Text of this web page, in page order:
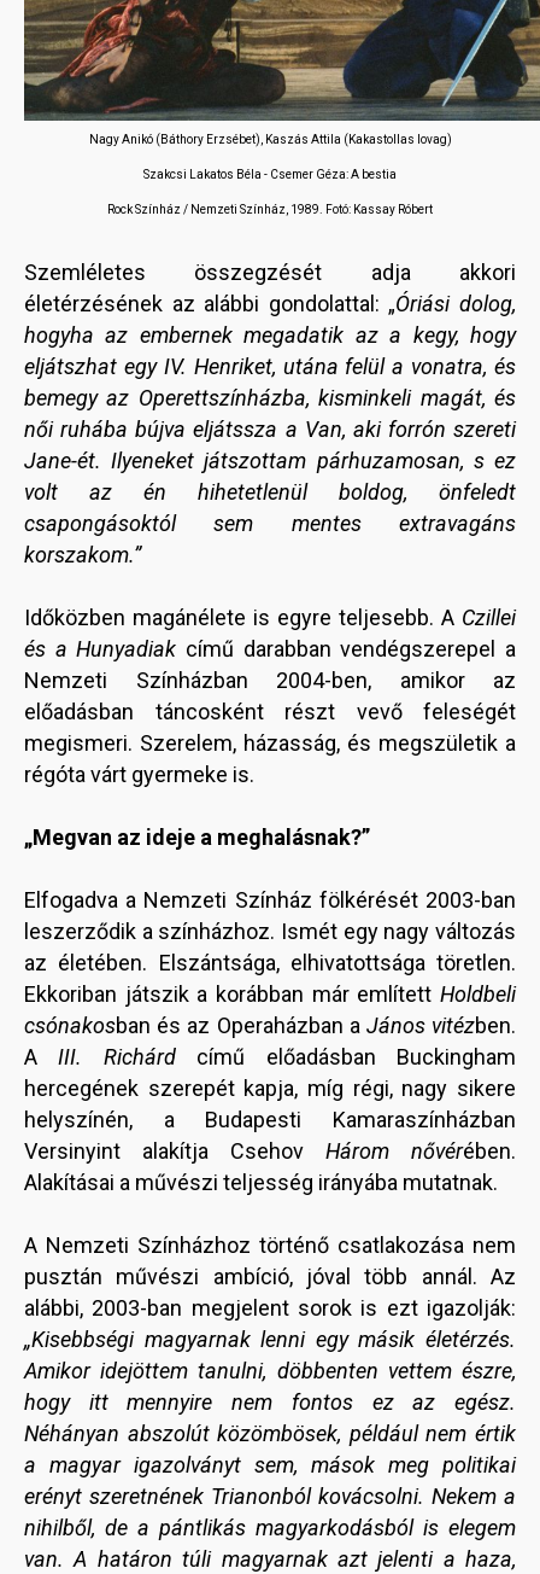
Nagy Anikó (Báthory Erzsébet), Kaszás Attila (Kakastollas lovag)
Szakcsi Lakatos Béla - Csemer Géza: A bestia
Rock Színház / Nemzeti Színház, 1989. Fotó: Kassay Róbert
Szemléletes összegzését adja akkori
életérzésének az alábbi gondolattal: „Óriási dolog,
hogyha az embernek megadatik az a kegy, hogy
eljátszhat egy IV. Henriket, utána felül a vonatra, és
bemegy az Operettszínházba, kisminkeli magát, és
női ruhába bújva eljátssza a Van, aki forrón szereti
Jane-ét. Ilyeneket játszottam párhuzamosan, s ez
volt az én hihetetlenül boldog, önfeledt
csapongásoktól sem mentes extravagáns
korszakom.”
Időközben magánélete is egyre teljesebb. A Czillei
és a Hunyadiak című darabban vendégszerepel a
Nemzeti Színházban 2004-ben, amikor az
előadásban táncosként részt vevő feleségét
megismeri. Szerelem, házasság, és megszületik a
régóta várt gyermeke is.
„Megvan az ideje a meghalásnak?”
Elfogadva a Nemzeti Színház fölkérését 2003-ban
leszerződik a színházhoz. Ismét egy nagy változás
az életében. Elszántsága, elhivatottsága töretlen.
Ekkoriban játszik a korábban már említett Holdbeli
csónakosban és az Operaházban a János vitézben.
AIII. Richárdcímű előadásban Buckingham
hercegének szerepét kapja, míg régi, nagy sikere
helyszínén, a Budapesti Kamaraszínházban
Versinyint alakítja Csehov Három nővérében.
Alakításai a művészi teljesség irányába mutatnak.
A Nemzeti Színházhoz történő csatlakozása nem
pusztán művészi ambíció, jóval több annál. Az
alábbi, 2003-ban megjelent sorok is ezt igazolják:
„Kisebbségi magyarnak lenni egy másik életérzés.
Amikor idejöttem tanulni, döbbenten vettem észre,
hogy itt mennyire nem fontos ez az egész.
Néhányan abszolút közömbösek, például nem értik
a magyar igazolványt sem, mások meg politikai
erényt szeretnének Trianonból kovácsolni. Nekem a
nihilből, de a pántlikás magyarkodásból is elegem
van. A határon túli magyarnak azt jelenti a haza,